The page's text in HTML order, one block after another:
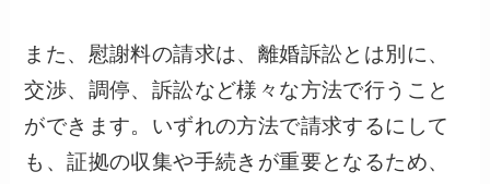
また、慰謝料の請求は、離婚訴訟とは別に、
交渉、調停、訴訟など様々な方法で行うこと
ができます。いずれの方法で請求するにして
も、証拠の収集や手続きが重要となるため、